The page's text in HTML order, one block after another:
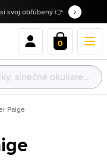
svoj obľúbený 👉
0
Paige